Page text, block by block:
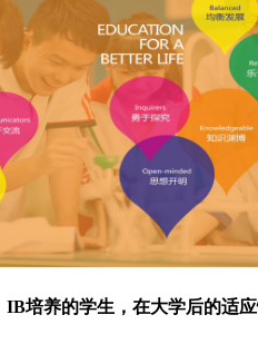
IB培养的学生，在大学后的适